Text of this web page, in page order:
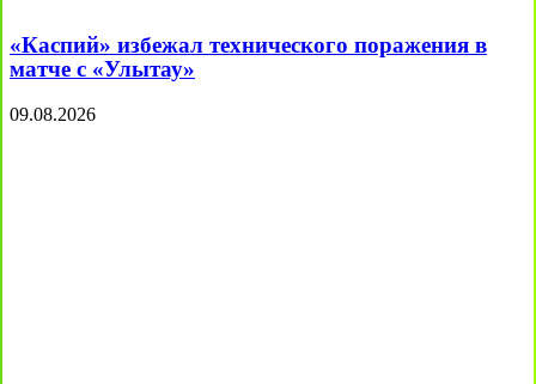
«Каспий» избежал технического поражения в
матче с «Улытау»
09.08.2026